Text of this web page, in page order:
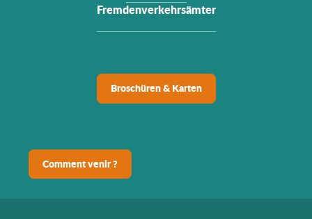
Fremdenverkehrsämter
Broschüren & Karten
Comment venir ?